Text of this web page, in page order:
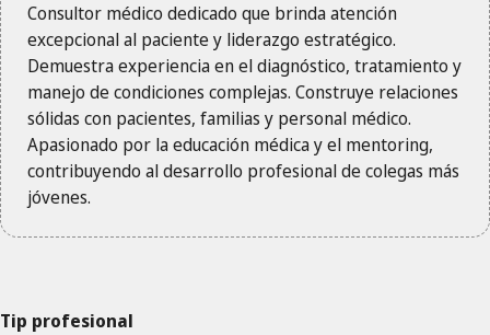
Consultor médico dedicado que brinda atención
excepcional al paciente y liderazgo estratégico.
Demuestra experiencia en el diagnóstico, tratamiento y
manejo de condiciones complejas. Construye relaciones
sólidas con pacientes, familias y personal médico.
Apasionado por la educación médica y el mentoring,
contribuyendo al desarrollo profesional de colegas más
jóvenes.
Tip profesional